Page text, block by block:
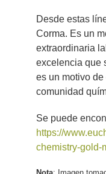
Desde estas
Corma. Es un
extraordinaria
excelencia que
es un motivo
comunidad
Se puede
https://
chemistry-gold-